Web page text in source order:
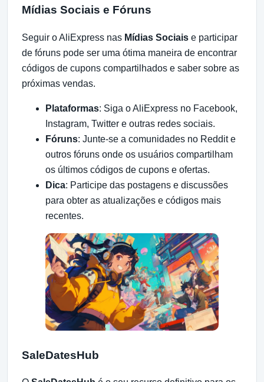
Mídias Sociais e Fóruns
Seguir o AliExpress nas Mídias Sociais e participar
de fóruns pode ser uma ótima maneira de encontrar
códigos de cupons compartilhados e saber sobre as
próximas vendas.
Plataformas: Siga o AliExpress no Facebook,
Instagram, Twitter e outras redes sociais.
Fóruns: Junte-se a comunidades no Reddit e
outros fóruns onde os usuários compartilham
os últimos códigos de cupons e ofertas.
Dica: Participe das postagens e discussões
para obter as atualizações e códigos mais
recentes.
SaleDatesHub